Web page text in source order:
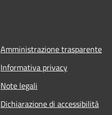
Amministrazione trasparente
Informativa privacy
Note legali
Dichiarazione di accessibilità